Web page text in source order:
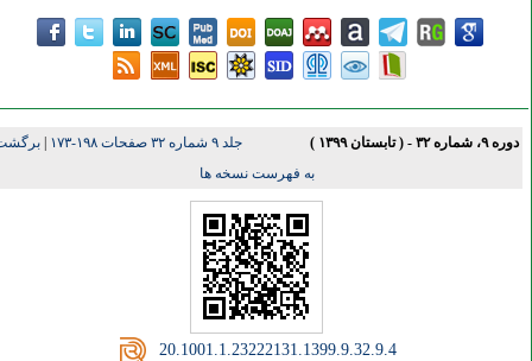
۹، شماره ۳۲ - ( تابستان ۱۳۹۹ ) جلد ۹ شماره ۳۲ صفحات ۱۹۸-۱۷۳ |برگشت
به فهرست نسخه ها
‎ 20.1001.1.23222131.1399.9.32.9.4